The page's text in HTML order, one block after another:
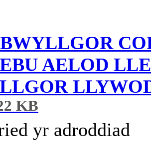
AELOD
KB
yr adroddiad